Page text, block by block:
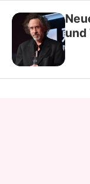
und